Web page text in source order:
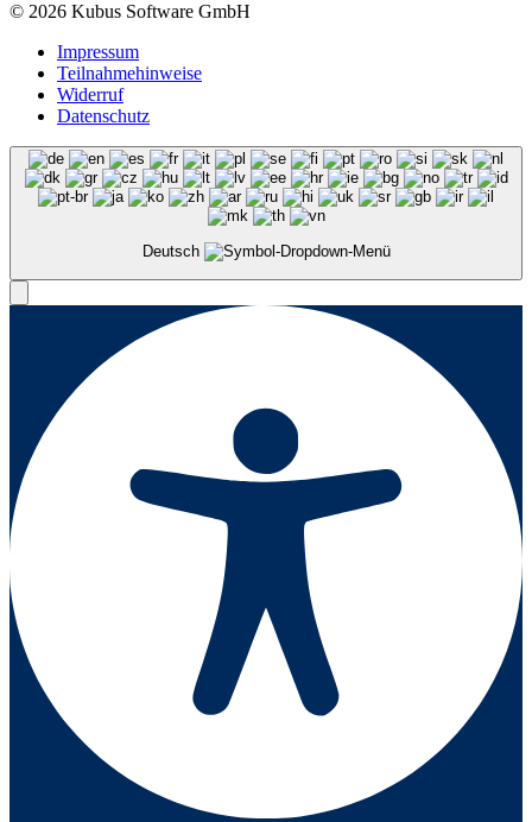
© 2026 Kubus Software GmbH
Impressum
Teilnahmehinweise
Widerruf
Datenschutz
Deutsch